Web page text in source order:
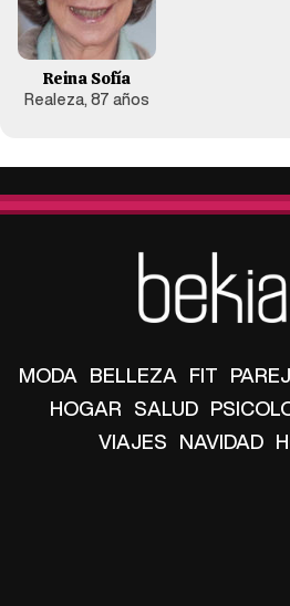
Reina Sofía
Realeza, 87 años
MODA BELLEZA FIT
HOGAR SALUD
VIAJES NAVIDAD